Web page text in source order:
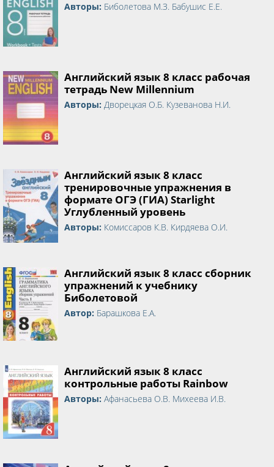
Авторы: Биболетова М.З. Бабушис Е.Е.
Английский язык 8 класс рабочая
тетрадь New Millennium
Авторы: Дворецкая О.Б. Кузеванова Н.И.
Английский язык 8 класс
тренировочные упражнения в
формате ОГЭ (ГИА) Starlight
Углубленный уровень
Авторы: Комиссаров К.В. Кирдяева О.И.
Английский язык 8 класс сборник
упражнений к учебнику
Биболетовой
Автор: Барашкова Е.А.
Английский язык 8 класс
контрольные работы Rainbow
Авторы: Афанасьева О.В. Михеева И.В.